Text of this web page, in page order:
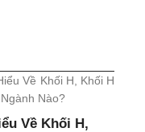
Về Khối H,